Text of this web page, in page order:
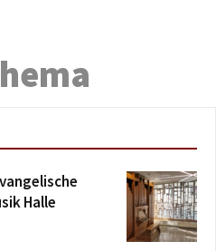
Halle